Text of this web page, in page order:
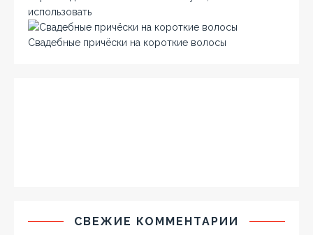
использовать
Свадебные причёски на короткие волосы
СВЕЖИЕ КОММЕНТАРИИ